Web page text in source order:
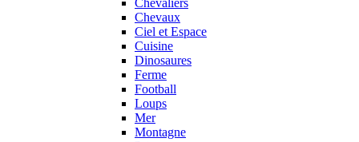
Chevaux
Ciel et Espace
Cuisine
Dinosaures
Ferme
Football
Loups
Mer
Montagne